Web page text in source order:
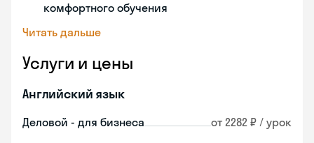
комфортного обучения
Читать дальше
Услуги и цены
Английский язык
Деловой - для бизнеса от 2282 ₽ / урок